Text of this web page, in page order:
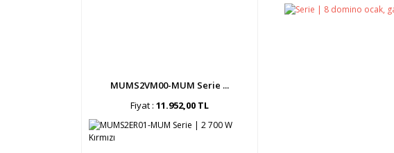
MUMS2VM00-MUM Serie ...
Fiyat : 11.952,00 TL